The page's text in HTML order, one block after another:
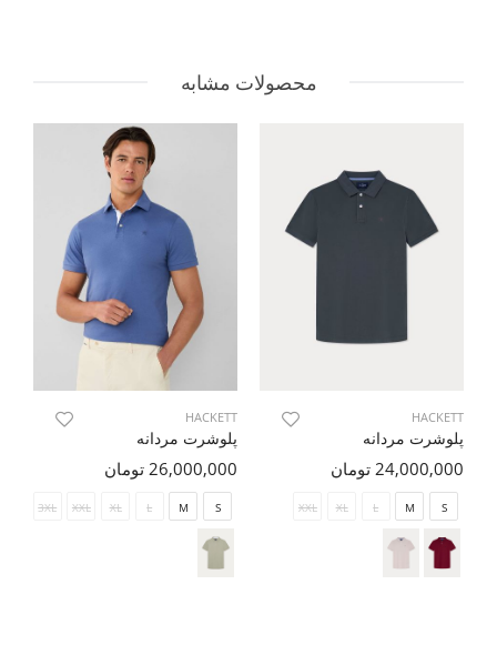
محصولات مشابه
HACKETT
پلوشرت مردانه
24,000,000 تومان
S
M
L
XL
XXL
HACKETT
پلوشرت مردانه
26,000,000 تومان
S
M
L
XL
XXL
3XL